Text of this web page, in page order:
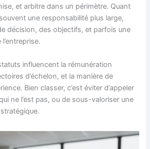
et arbitre dans un périmètre. Quant
une responsabilité plus large,
décision, des objectifs, et parfois une
influencent la rémunération
d’échelon, et la manière de
Bien classer, c’est éviter d’appeler
ne l’est pas, ou de sous-valoriser une